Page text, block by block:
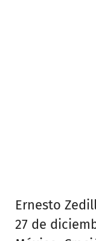
Ernesto
27 de